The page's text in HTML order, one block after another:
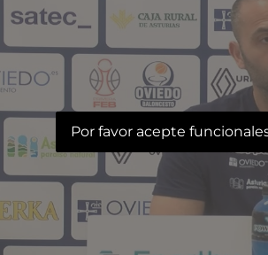
Por favor acepte